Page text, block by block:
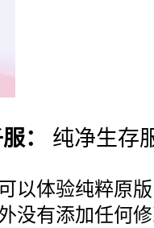
： 纯净生存
以体验纯粹原
没有添加任何修